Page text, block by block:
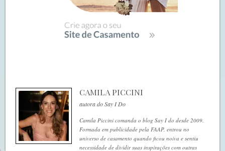
CAMILA PICCINI
autora do Say I Do
Camila Piccini comanda o blog Say I do desde 2009.
Formada em publicidade pela FAAP, entrou no
universo de casamento quando ficou noiva e sentiu
necessidade de dividir suas inspirações com outras